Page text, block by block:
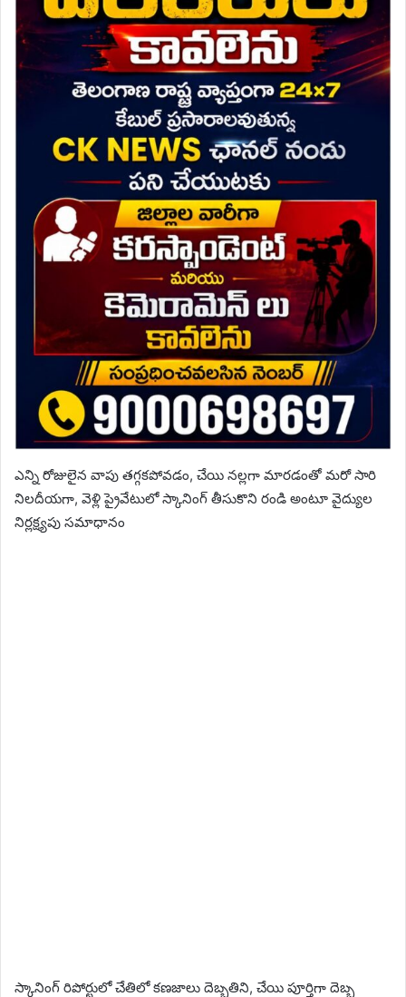
ఎన్ని రోజులైన వాపు తగ్గకపోవడం, చేయి నల్లగా మారడంతో మరో సారి
నిలదీయగా, వెళ్లి ప్రైవేటులో స్కానింగ్ తీసుకొని రండి అంటూ వైద్యుల
నిర్లక్ష్యపు సమాధానం
స్కానింగ్ రిపోర్టులో చేతిలో కణజాలు దెబ్బతిని, చేయి పూర్తిగా దెబ్బ